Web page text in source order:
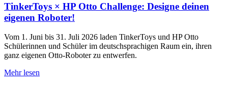
TinkerToys × HP Otto Challenge: Designe deinen
eigenen Roboter!
Vom 1. Juni bis 31. Juli 2026 laden TinkerToys und HP Otto
Schülerinnen und Schüler im deutschsprachigen Raum ein, ihren
ganz eigenen Otto-Roboter zu entwerfen.
Mehr lesen